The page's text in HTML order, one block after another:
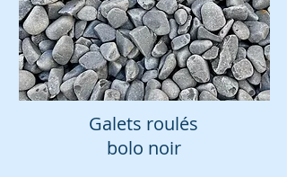
Galets roulés
bolo noir